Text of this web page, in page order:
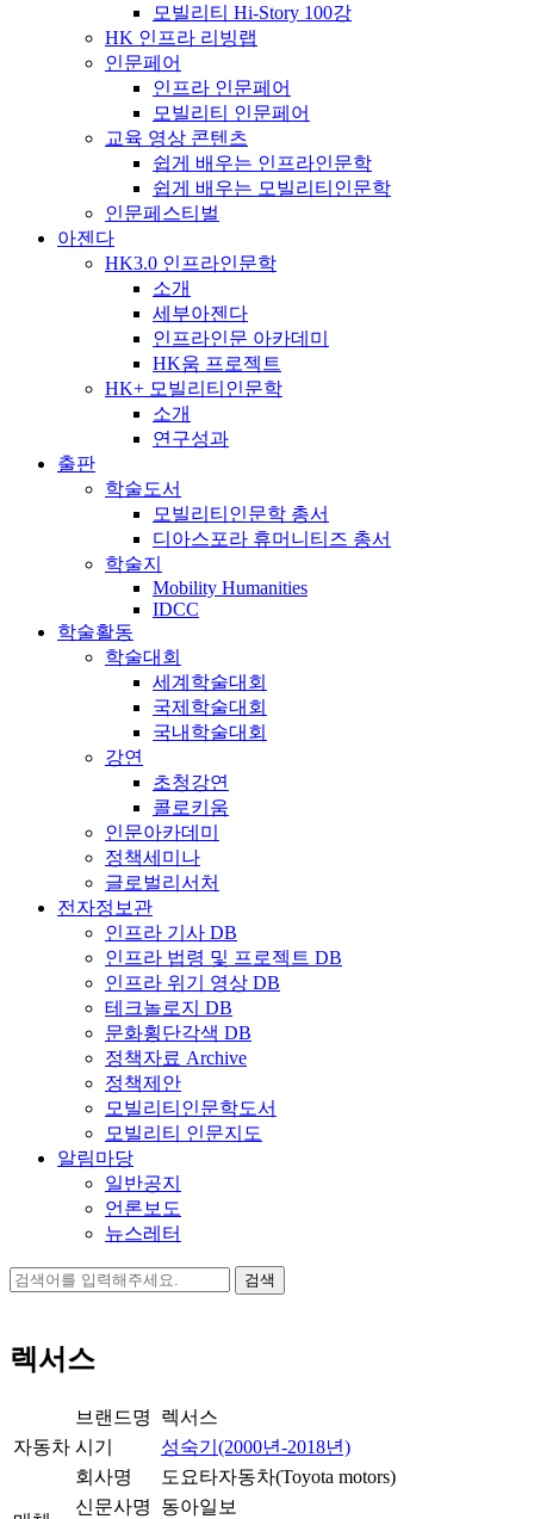
모빌리티 Hi-Story 100강
HK 인프라 리빙랩
인문페어
인프라 인문페어
모빌리티 인문페어
교육 영상 콘텐츠
쉽게 배우는 인프라인문학
쉽게 배우는 모빌리티인문학
인문페스티벌
아젠다
HK3.0 인프라인문학
소개
세부아젠다
인프라인문 아카데미
HK움 프로젝트
HK+ 모빌리티인문학
소개
연구성과
출판
학술도서
모빌리티인문학 총서
디아스포라 휴머니티즈 총서
학술지
Mobility Humanities
IDCC
학술활동
학술대회
세계학술대회
국제학술대회
국내학술대회
강연
초청강연
콜로키움
인문아카데미
정책세미나
글로벌리서처
전자정보관
인프라 기사 DB
인프라 법령 및 프로젝트 DB
인프라 위기 영상 DB
테크놀로지 DB
문화횡단각색 DB
정책자료 Archive
정책제안
모빌리티인문학도서
모빌리티 인문지도
알림마당
일반공지
언론보도
뉴스레터
검
렉서스
자동차
브랜드명
렉서스
시기
성숙기(2000년-2018년)
회사명
도요타자동차(Toyota motors)
신문사명
동아일보